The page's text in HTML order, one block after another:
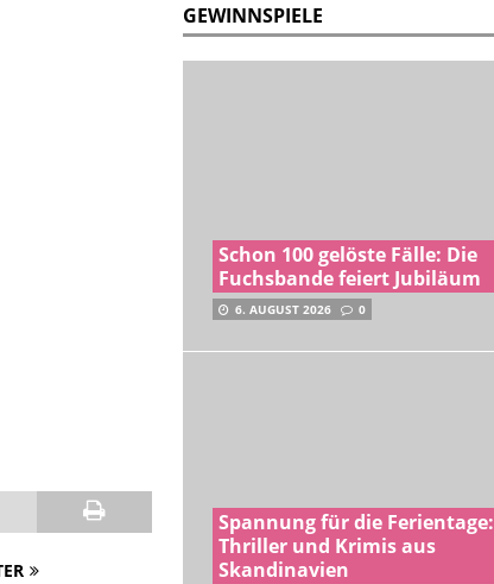
GEWINNSPIELE
Schon 100 gelöste Fälle: Die
Fuchsbande feiert Jubiläum
6. AUGUST 2026 0
Spannung für die Ferientage:
Thriller und Krimis aus
Skandinavien